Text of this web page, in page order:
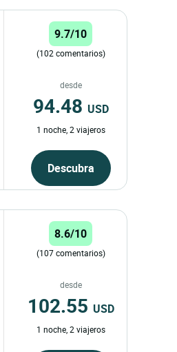
9.7/10
(102 comentarios)
desde
94.48 USD
1 noche, 2 viajeros
Descubra
8.6/10
(107 comentarios)
desde
102.55 USD
1 noche, 2 viajeros